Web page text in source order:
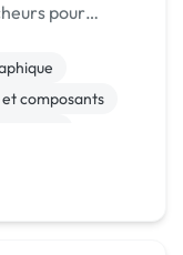
pour
et composants